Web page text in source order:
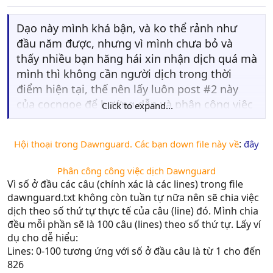
59400-59600 jackychin (đã có)
59800-60000 jackychin (đã có)
:
Dạo này mình khá bận, và ko thể rảnh như
đầu năm được, nhưng vì mình chưa bỏ và
thấy nhiều bạn hăng hái xin nhận dịch quá mà
mình thì không cần người dịch trong thời
điểm hiện tại, thế nên lấy luôn post #2 này
của cocngoe để hướng dẫn và phân công việc
dịch Dawnguard. Cũng nói luôn, mình sẽ
không làm editor cho bài các bạn dịch như là
với bản gốc nữa, cho nên các bạn sẽ phải tự
tay edit các câu của chính các bạn dịch.
Click to expand...
Hội thoại trong Dawnguard. Các bạn down file này về: đây
Phân công công việc dịch Dawnguard
Vì số ở đầu các câu (chính xác là các lines) trong file
dawnguard.txt không còn tuần tự nữa nên sẽ chia việc
dịch theo số thứ tự thực tế của câu (line) đó. Mình chia
đều mỗi phần sẽ là 100 câu (lines) theo số thứ tự. Lấy ví
dụ cho dễ hiểu:
Lines: 0-100 tương ứng với số ở đầu câu là từ 1 cho đến
826